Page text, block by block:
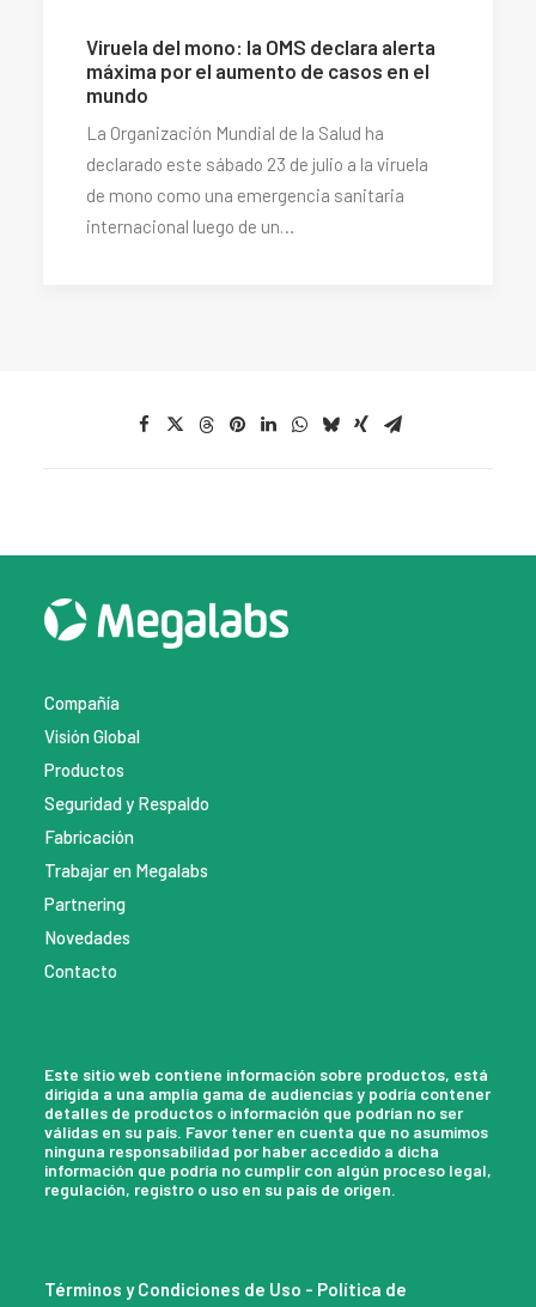
Viruela del mono: la OMS declara alerta
máxima por el aumento de casos en el
mundo
La Organización Mundial de la Salud ha
declarado este sábado 23 de julio a la viruela
de mono como una emergencia sanitaria
internacional luego de un…
Compañía
Visión Global
Productos
Seguridad y Respaldo
Fabricación
Trabajar en Megalabs
Partnering
Novedades
Contacto
Este sitio web contiene información sobre productos, está
dirigida a una amplia gama de audiencias y podría contener
detalles de productos o información que podrían no ser
válidas en su país. Favor tener en cuenta que no asumimos
ninguna responsabilidad por haber accedido a dicha
información que podría no cumplir con algún proceso legal,
regulación, registro o uso en su país de origen.
Términos y Condiciones de Uso - Política de